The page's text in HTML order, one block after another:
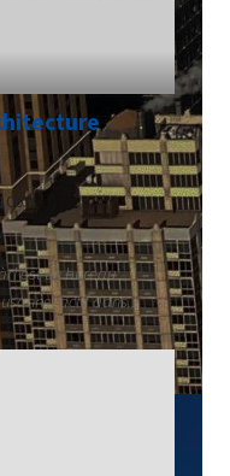
est un bureau
actif dans...